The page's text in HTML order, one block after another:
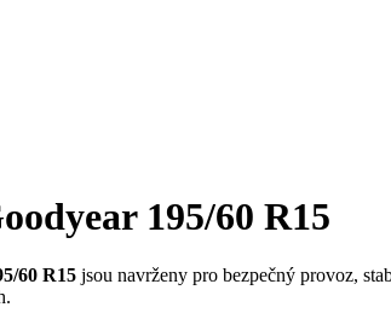
195/60 R15
60 R15 jsou navrženy pro bezpečný provoz,